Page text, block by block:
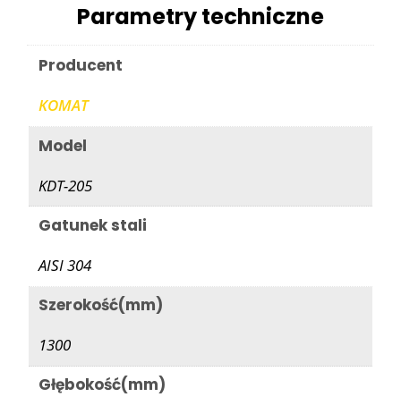
Parametry techniczne
Producent
KOMAT
Model
KDT-205
Gatunek stali
AISI 304
Szerokość(mm)
1300
Głębokość(mm)